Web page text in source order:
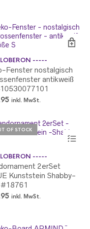
-----
Fenster nostalgisch
antikweiß
inkl. MwSt.
OF STOCK
-----
2erSet
Kunststein Shabby-
inkl. MwSt.